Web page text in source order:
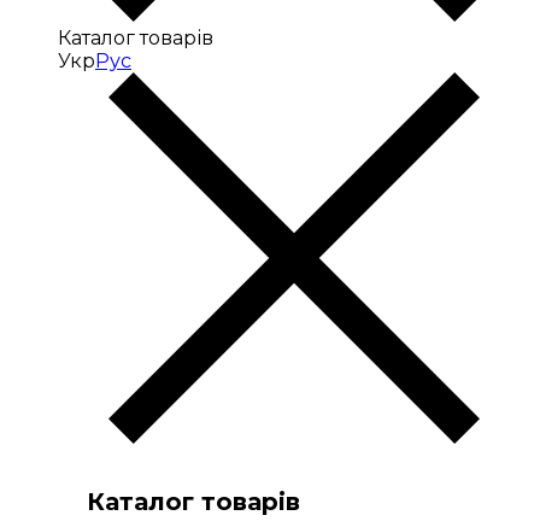
Каталог товарів
УкрРус
Каталог товарів